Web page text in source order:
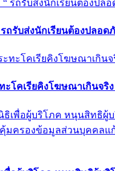
รับส่งนักเรียนต้องปลอด
ะโคเรียคิงโฆษณาเกินจริ